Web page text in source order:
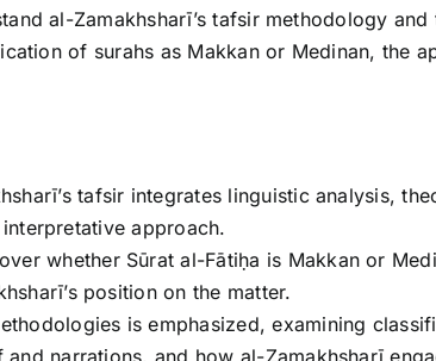
al-Zamakhsharī’s tafsir methodology
of surahs as Makkan or Medinan, the
tafsir integrates linguistic analysis,
approach.
whether Sūrat al-Fātiḥa is Makkan or
position on the matter.
is emphasized, examining
and narrations, and how al-Zamakhsharī